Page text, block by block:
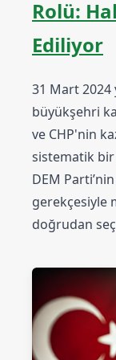
Rolü:
Ediliyor
31 Mart
büyükşehri
ve CHP'nin
sistematik bir
DEM
gerekçesiyle
doğrudan